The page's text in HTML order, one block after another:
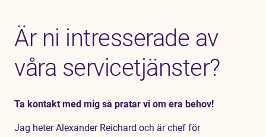
Är ni intresserade av
våra servicetjänster?
Ta kontakt med mig så pratar vi om era behov!
Jag heter Alexander Reichard och är chef för